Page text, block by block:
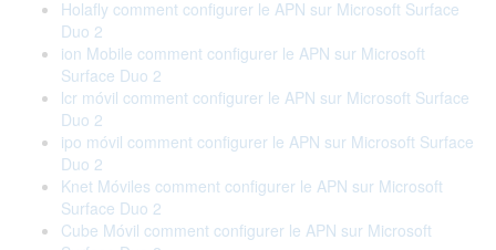
Holafly comment configurer le APN sur Microsoft Surface
Duo 2
ion Mobile comment configurer le APN sur Microsoft
Surface Duo 2
lcr móvil comment configurer le APN sur Microsoft Surface
Duo 2
ipo móvil comment configurer le APN sur Microsoft Surface
Duo 2
Knet Móviles comment configurer le APN sur Microsoft
Surface Duo 2
Cube Móvil comment configurer le APN sur Microsoft